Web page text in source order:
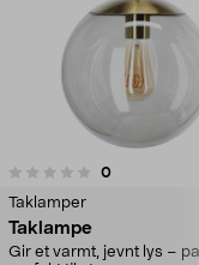
0anmeldelser
Taklamper
Taklampe
Gir et varmt, jevnt lys –
4.5 av 5 stjerner